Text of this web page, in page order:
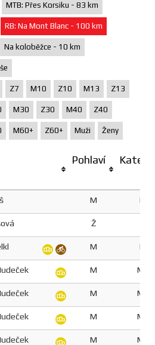
MTB: Přes Korsiku - 83 km
RB: Na Mont Blanc - 100 km
Na koloběžce - 10 km
Z7 M10 Z10 M13 Z13
M30 Z30 M40 Z40
M60+ Z60+ Muži Ženy
Pohlaví
M
Ž
M
M
M
M
M